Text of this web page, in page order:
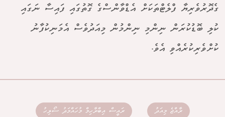
ގެދޮރުވެރިޔާ ފްލެޓްތަކަށް އެޑްވާންސްގެ ގޮތުގައި ފައިސާ ނަގައި
ކުލި ބޮޑުކުރަން ނިންމި ނިންމުން މިއަދުވެސް އެމަނިކުފާނު
ކުށްވެރިކުރެއްވި އެވެ.
ރާއްޖެ މިއަދު ރައީސް އިބްރާހިމް މުހައްމަދު ސޯލިހު